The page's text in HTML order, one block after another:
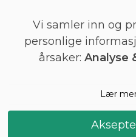
8,4 36
37
36
Vi samler inn og
personlige
årsaker: Analyse
Lær